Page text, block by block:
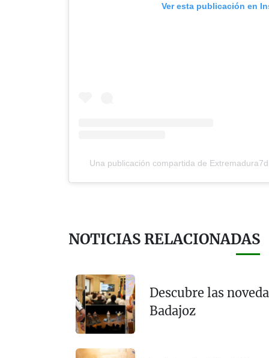
Ver esta publicación en
Una publicación compartida de
NOTICIAS RELACIONADAS
Descubre las
Badajoz